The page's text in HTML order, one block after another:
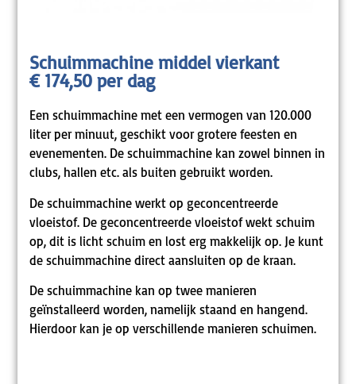
Schuimmachine middel vierkant
€ 174,50 per dag
Een schuimmachine met een vermogen van 120.000
liter per minuut, geschikt voor grotere feesten en
evenementen. De schuimmachine kan zowel binnen in
clubs, hallen etc. als buiten gebruikt worden.
De schuimmachine werkt op geconcentreerde
vloeistof. De geconcentreerde vloeistof wekt schuim
op, dit is licht schuim en lost erg makkelijk op. Je kunt
de schuimmachine direct aansluiten op de kraan.
De schuimmachine kan op twee manieren
geïnstalleerd worden, namelijk staand en hangend.
Hierdoor kan je op verschillende manieren schuimen.